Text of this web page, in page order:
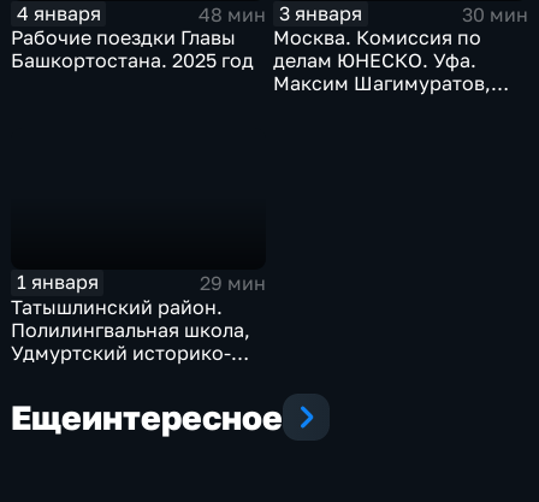
4 января
48 мин
Рабочие поездки Главы
Башкортостана. 2025 год
3 января
30 мин
Москва. Комиссия по
делам ЮНЕСКО. Уфа.
Максим Шагимуратов,
1 января
29 мин
Татышлинский район.
Полилингвальная школа,
Удмуртский историко-
Ещеинтересное